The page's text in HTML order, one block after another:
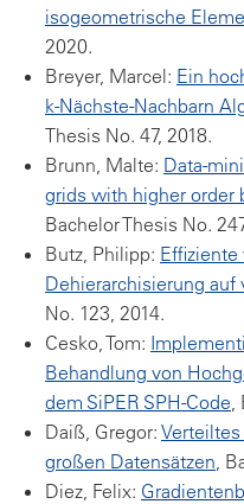
isogeometrische
2020.
Breyer, Marcel: Ein
k-Nächste-Nachbarn
Thesis No. 47, 2018.
Brunn, Malte: Data-
grids with higher order
Bachelor Thesis No.
Butz, Philipp:
Dehierarchisierung auf
No. 123, 2014.
Cesko, Tom:
Behandlung von
dem SiPER SPH-Code,
Daiß, Gregor:
großen Datensätzen,
Diez, Felix: